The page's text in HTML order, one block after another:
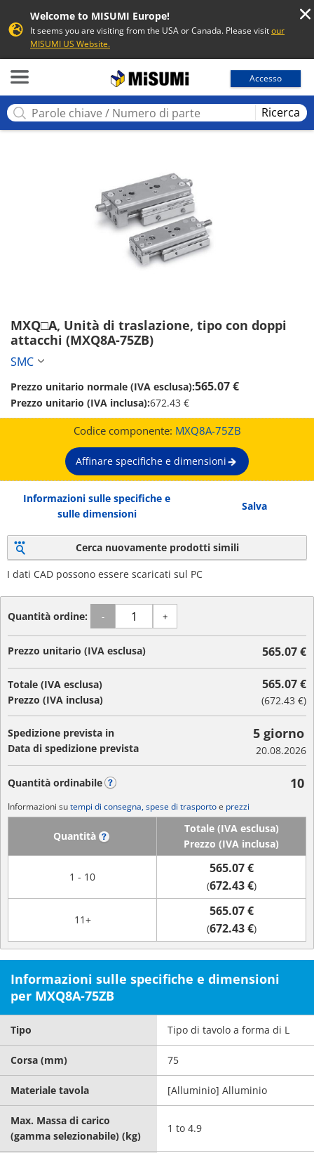
Welcome to MISUMI Europe!
It seems you are visiting from the USA or Canada. Please visitour
MISUMI US Website.
Accesso
Ricerca
MXQ□A, Unità di traslazione, tipo con doppi
attacchi (MXQ8A-75ZB)
SMC
Prezzo unitario normale (IVA esclusa):565.07 €
Prezzo unitario (IVA inclusa):672.43 €
Codice componente: MXQ8A-75ZB
Affinare specifiche e dimensioni
Informazioni sulle specifiche e
sulle dimensioni
Salva
Cerca nuovamente prodotti simili
I dati CAD possono essere scaricati sul PC
Quantità ordine: - +
Prezzo unitario (IVA esclusa) 565.07 €
Totale (IVA esclusa)
Prezzo (IVA inclusa)
565.07 €
(672.43 €)
Spedizione prevista in
Data di spedizione prevista
5 giorno
20.08.2026
Quantità ordinabile 10
Informazioni sutempi di consegna, spese di trasportoe prezzi
Quantità
Totale (IVA esclusa)
Prezzo (IVA inclusa)
1 - 10
565.07 €
(672.43 €)
11+
565.07 €
(672.43 €)
Informazioni sulle specifiche e dimensioni
per MXQ8A-75ZB
Tipo Tipo di tavolo a forma di L
Corsa (mm) 75
Materiale tavola [Alluminio] Alluminio
Max. Massa di carico
(gamma selezionabile) (kg)
1 to 4.9